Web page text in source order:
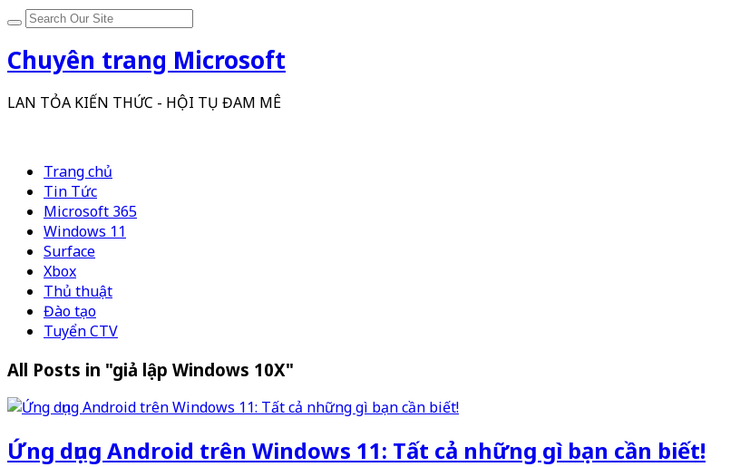
Chuyên trang Microsoft
LAN TỎA KIẾN THỨC - HỘI TỤ ĐAM MÊ
Trang chủ
Tin Tức
Microsoft 365
Windows 11
Surface
Xbox
Thủ thuật
Đào tạo
Tuyển CTV
All Posts in "giả lập Windows 10X"
Ứng dụng Android trên Windows 11: Tất cả những gì bạn cần biết!